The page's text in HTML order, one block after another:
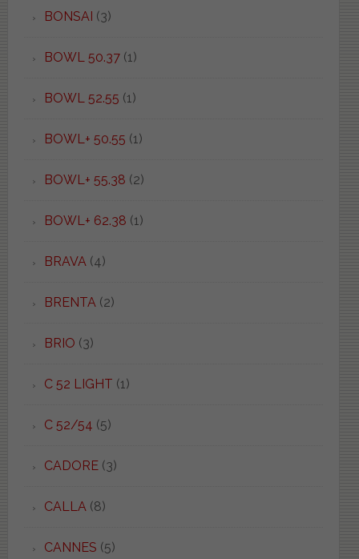
BONSAI (3)
BOWL 50.37(1)
BOWL 52.55 (1)
BOWL+ 50.55 (1)
BOWL+ 55.38 (2)
BOWL+ 62.38 (1)
BRAVA(4)
BRENTA(2)
BRIO (3)
C 52 LIGHT (1)
C 52/54 (5)
CADORE(3)
CALLA(8)
CANNES (5)